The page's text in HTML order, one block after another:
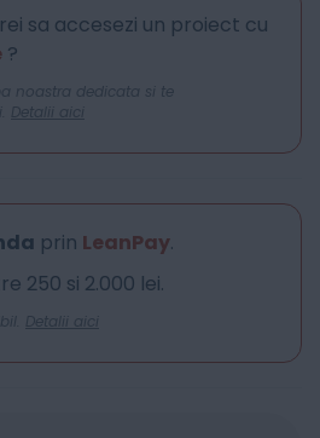
sa accesezi un proiect cu
?
noastra dedicata si te
Detalii aici
prin LeanPay.
250 si 2.000 lei.
Detalii aici